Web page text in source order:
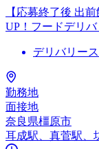
【応募終了後 出
UP！フードデリバ
デリバリー
勤務地
面接地
奈良県橿原市
耳成駅、真菅駅、